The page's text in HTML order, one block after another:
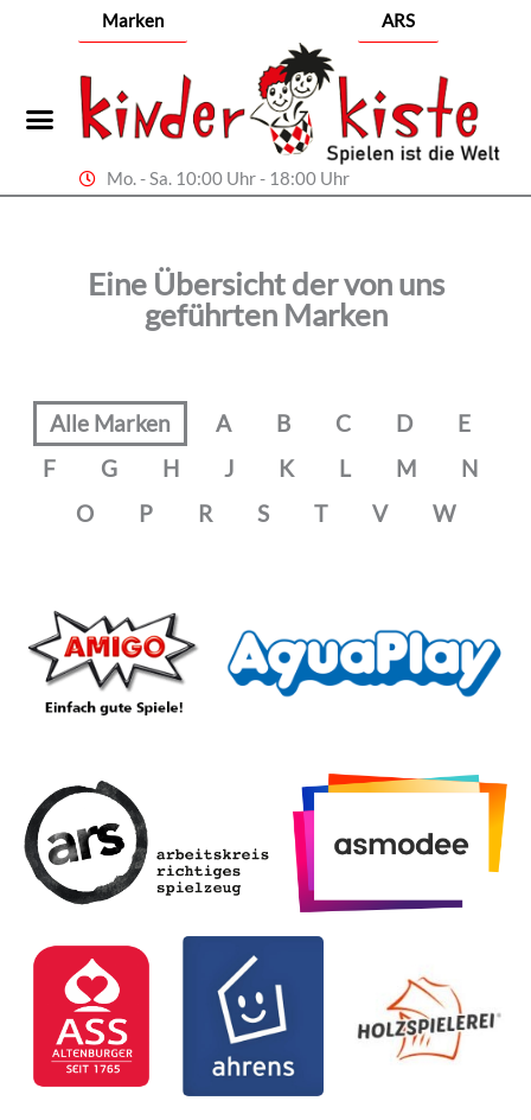
Mo. - Sa. 10:00 Uhr - 18:00 Uhr
ARS
Marken
Eine Übersicht der von uns
geführten Marken
Alle Marken A B C D
E
F
G H J K L M
N
O
P R S T V W